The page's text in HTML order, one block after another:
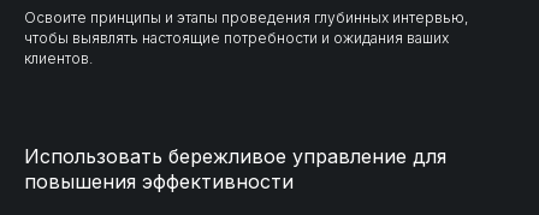
Освоите принципы и этапы проведения глубинных интервью,
чтобы выявлять настоящие потребности и ожидания ваших
клиентов.
Использовать бережливое управление для
повышения эффективности